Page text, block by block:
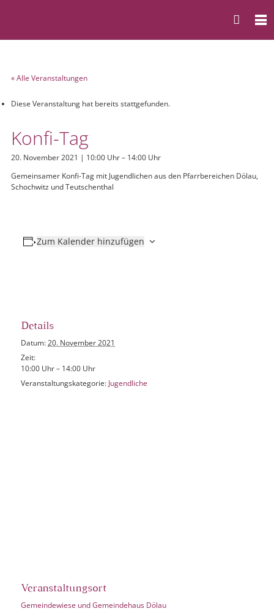
« Alle Veranstaltungen
Diese Veranstaltung hat bereits stattgefunden.
Konfi-Tag
20. November 2021 | 10:00 Uhr– 14:00 Uhr
Gemeinsamer Konfi-Tag mit Jugendlichen aus den Pfarrbereichen Dölau,
Schochwitz und Teutschenthal
Zum Kalender hinzufügen
Details
Datum: 20. November 2021
Zeit:
10:00 Uhr – 14:00 Uhr
Veranstaltungskategorie: Jugendliche
Veranstaltungsort
Gemeindewiese und Gemeindehaus Dölau